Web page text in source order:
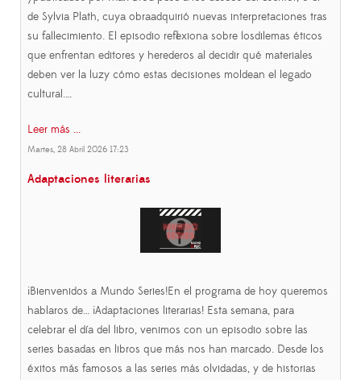
de Sylvia Plath, cuya obraadquirió nuevas interpretaciones tras
su fallecimiento. El episodio reflexiona sobre losdilemas éticos
que enfrentan editores y herederos al decidir qué materiales
deben ver la luzy cómo estas decisiones moldean el legado
cultural.…
Leer más ...
Martes, 28 Abril 2026 17:23
Adaptaciones literarias
¡Bienvenidos a Mundo Series!En el programa de hoy queremos
hablaros de… ¡Adaptaciones literarias! Esta semana, para
celebrar el día del libro, venimos con un episodio sobre las
series basadas en libros que más nos han marcado. Desde los
éxitos más famosos a las series más olvidadas, y de historias